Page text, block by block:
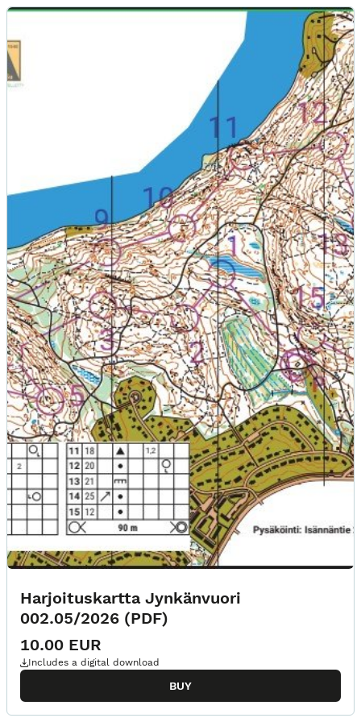
Harjoituskartta Jynkänvuori 002.05/2026 (PDF)
Harjoituskartta Jynkänvuori
002.05/2026 (PDF)
10.00 EUR
Includes a digital download
BUY